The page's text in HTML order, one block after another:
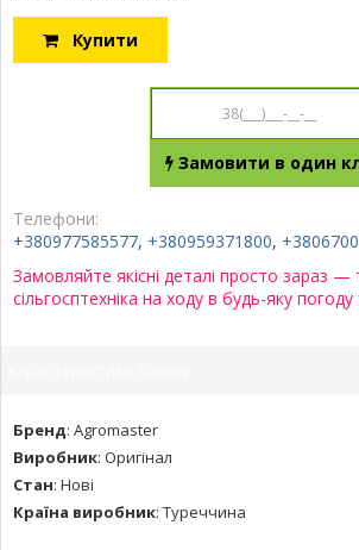
Купити
Замовити в один
Телефони:
+380977585577, +380959371800,
Замовляйте якісні деталі просто зараз
сільгосптехніка на ходу в будь-яку погоду
Бренд: Agromaster
Виробник: Оригінал
Стан: Нові
Країна виробник: Туреччина